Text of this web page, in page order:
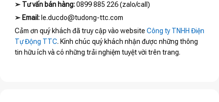
➢ Tư vấn bán hàng:0899 885 226 (zalo/call)
➢ Email: le.ducdo@tudong-ttc.com
Cảm ơn quý khách đã truy cập vào website Công ty TNHH Điện
Tự Động TTC. Kính chúc quý khách nhận được những thông
tin hữu ích và có những trải nghiệm tuyệt vời trên trang.